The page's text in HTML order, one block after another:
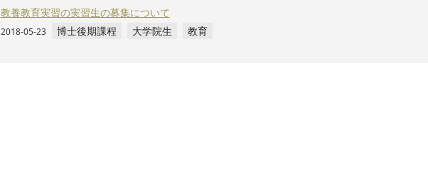
教養教育実習の実習生の募集について
2018-05-23 博士後期課程 大学院生 教育